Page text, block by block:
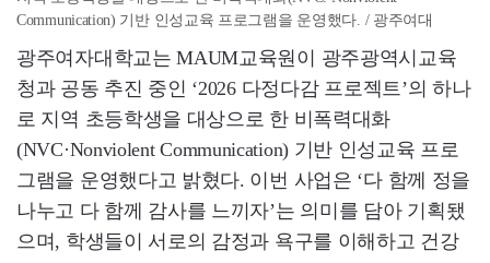
Communication) 기반 인성교육 프로그램을 운영했다. / 광주여대
광주여자대학교는 MAUM교육원이 광주광역시교육
청과 공동 추진 중인 ‘2026 다정다감 프로젝트’의 하나
로 지역 초등학생을 대상으로 한 비폭력대화
(NVC·Nonviolent Communication) 기반 인성교육 프로
그램을 운영했다고 밝혔다. 이번 사업은 ‘다 함께 정을
나누고 다 함께 감사를 느끼자’는 의미를 담아 기획됐
으며, 학생들이 서로의 감정과 욕구를 이해하고 건강